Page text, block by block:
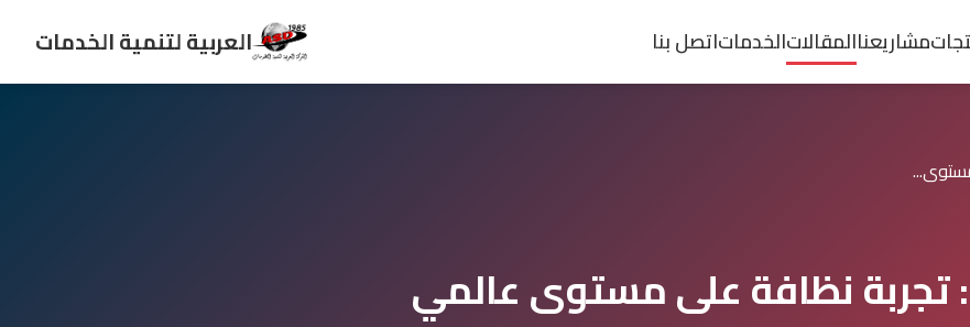
مشاريعناالمقالاتالخدماتاتصل بنا العربية لتنمية الخدمات